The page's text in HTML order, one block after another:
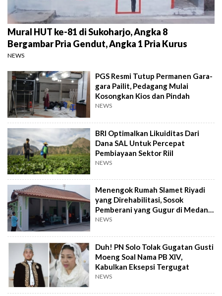
Mural HUT ke-81 di Sukoharjo, Angka 8
Bergambar Pria Gendut, Angka 1 Pria Kurus
NEWS
PGS Resmi Tutup Permanen Gara-
gara Pailit, Pedagang Mulai
Kosongkan Kios dan Pindah
NEWS
BRI Optimalkan Likuiditas Dari
Dana SAL Untuk Percepat
Pembiayaan Sektor Riil
NEWS
Menengok Rumah Slamet Riyadi
yang Direhabilitasi, Sosok
Pemberani yang Gugur di Medan
Perang
NEWS
Duh! PN Solo Tolak Gugatan Gusti
Moeng Soal Nama PB XIV,
Kabulkan Eksepsi Tergugat
NEWS